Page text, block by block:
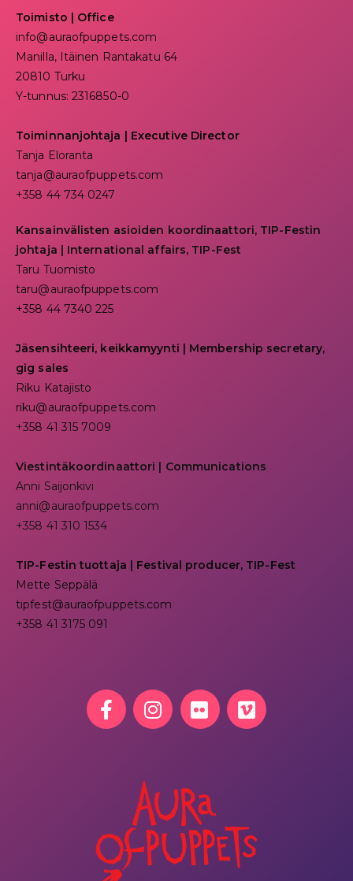
Toimisto | Office
info@auraofpuppets.com
Manilla, Itäinen Rantakatu 64
20810 Turku
Y-tunnus: 2316850-0
Toiminnanjohtaja | Executive Director
Tanja Eloranta
tanja@auraofpuppets.com
+358 44 734 0247
Kansainvälisten asioiden koordinaattori, TIP-Festin
johtaja | International affairs, TIP-Fest
Taru Tuomisto
taru@auraofpuppets.com
+358 44 7340 225
Jäsensihteeri, keikkamyynti | Membership secretary,
gig sales
Riku Katajisto
riku@auraofpuppets.com
+358 41 315 7009
Viestintäkoordinaattori | Communications
Anni Saijonkivi
anni@auraofpuppets.com
+358 41 310 1534
TIP-Festin tuottaja | Festival producer, TIP-Fest
Mette Seppälä
tipfest@auraofpuppets.com
+358 41 3175 091